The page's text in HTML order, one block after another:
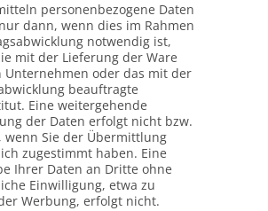
personenbezogene Daten
dann, wenn dies im Rahmen
notwendig ist,
mit der Lieferung der Ware
Unternehmen oder das mit der
beauftragte
Eine weitergehende
der Daten erfolgt nicht bzw.
wenn Sie der Übermittlung
zugestimmt haben. Eine
Ihrer Daten an Dritte ohne
Einwilligung, etwa zu
Werbung, erfolgt nicht.